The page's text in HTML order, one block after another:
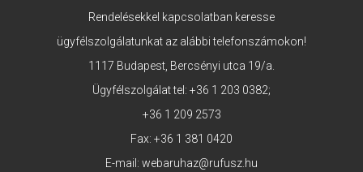
Rendelésekkel kapcsolatban keresse
ügyfélszolgálatunkat az alábbi telefonszámokon!
1117 Budapest, Bercsényi utca 19/a.
Ügyfélszolgálat tel: +36 1 203 0382;
+36 1 209 2573
Fax: +36 1 381 0420
E-mail: webaruhaz@rufusz.hu